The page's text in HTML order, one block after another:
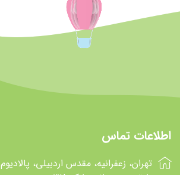
اطلاعات تماس
تهران، زعفرانیه، مقدس اردبیلی، پالادیوم